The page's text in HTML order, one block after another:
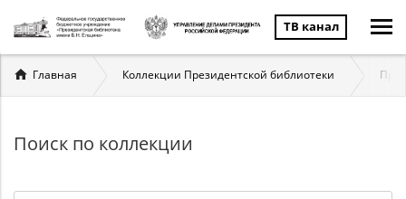
ТВ канал
Вы
здесь
Главная Коллекции Президентской библиотеки
Поиск по коллекции